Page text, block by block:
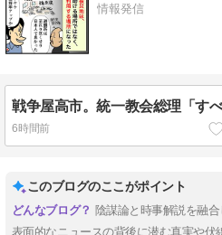
情報発信
6時間前
このブログのここがポイント
陰謀論と時事解説を融
表面的なニュースの背後に潜む真実や伏